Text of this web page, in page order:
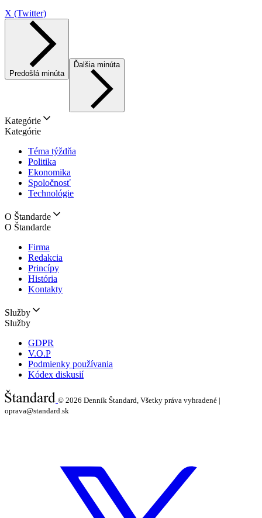
X (Twitter)
Predošlá minúta
Ďalšia minúta
Kategórie
Kategórie
Téma týždňa
Politika
Ekonomika
Spoločnosť
Technológie
O Štandarde
O Štandarde
Firma
Redakcia
Princípy
História
Kontakty
Služby
Služby
GDPR
V.O.P
Podmienky používania
Kódex diskusií
© 2026 Denník Štandard, Všetky práva vyhradené |
oprava@standard.sk